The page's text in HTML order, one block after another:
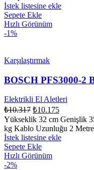
İstek listesine ekle
Sepete Ekle
Hızlı Görünüm
-1%
Karşılaştırmak
BOSCH PFS3000-2
Elektrikli El Aletleri
₺10.317 ₺10.175
Yükseklik 32 cm Genişlik
kg Kablo Uzunluğu 2 Metre
İstek listesine ekle
Sepete Ekle
Hızlı Görünüm
-2%